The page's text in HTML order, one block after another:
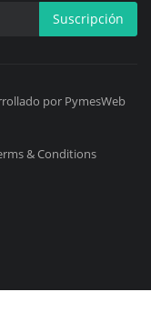
Suscripción
por PymesWeb
& Conditions